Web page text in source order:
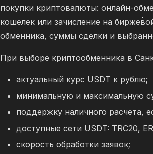
покупки криптовалюты: онлайн-
кошелек или зачисление на
обменника, суммы сделки и
При выборе криптообменника в
актуальный курс USDT к рублю;
минимальную и максимальную
поддержку наличного расчета,
доступные сети USDT: TRC20,
скорость обработки заявок;